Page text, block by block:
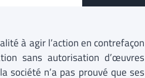
à agir l’action en contrefaçon
sans autorisation d’œuvres
société n’a pas prouvé que ses